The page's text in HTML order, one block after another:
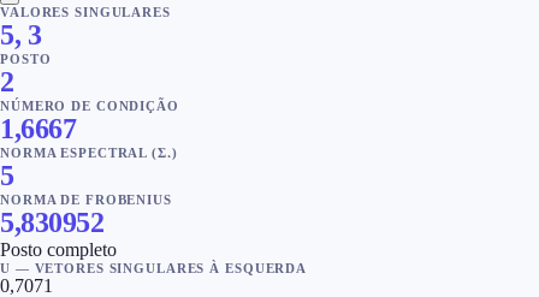
VALORES SINGULARES
5, 3
POSTO
2
NÚMERO DE CONDIÇÃO
1,6667
NORMA ESPECTRAL (Σ₁)
5
NORMA DE FROBENIUS
5,830952
Posto completo
U — VETORES SINGULARES À ESQUERDA
0,7071